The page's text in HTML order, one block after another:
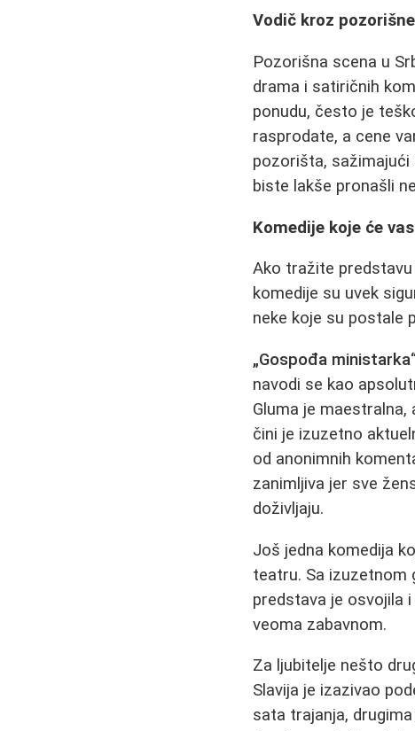
Vodič kroz
Pozorišna scena u
drama i satiričnih
ponudu, često je
rasprodate, a cene
pozorišta, sažimajući
biste lakše pronašli
Komedije koje će
Ako tražite
komedije su uvek
neke koje su postale
„Gospođa
navodi se kao
Gluma je
čini je izuzetno
od anonimnih
zanimljiva jer sve
doživljaju.
Još jedna komedija
teatru. Sa izuzetnom
predstava je osvojila
veoma zabavnom.
Za ljubitelje nešto
Slavija je izazivao
sata trajanja,